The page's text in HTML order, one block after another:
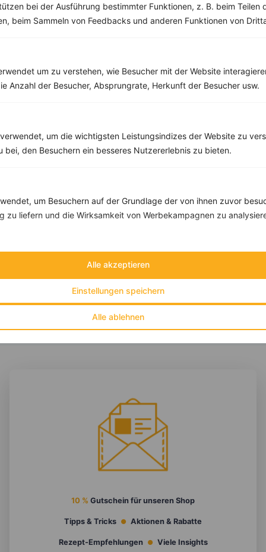
bei der Ausführung bestimmter Funktionen, z. B. beim Teilen
beim Sammeln von Feedbacks und anderen Funktionen von
um zu verstehen, wie Besucher mit der Website
Anzahl der Besucher, Absprungrate, Herkunft der Besucher usw.
um die wichtigsten Leistungsindizes der Website zu
bei, den Besuchern ein besseres Nutzererlebnis zu bieten.
um Besuchern auf der Grundlage der von ihnen zuvor
zu liefern und die Wirksamkeit von Werbekampagnen zu
Alle ablehnen
Einstellungen speichern
Alle akzeptieren
‹
Fett:23 g
Kohlehydrate:
47 g
Rezepte mit 400 bis 500 kcal
Kichererbsenpfanne mit Zucchini, Champignons und Feta-Dip
Eiweiß:31 g
Kohlehydrate:
10 % Gutschein für unseren Shop
Tipps & Tricks Aktionen & Rabatte
Rezept-Empfehlungen Viele Insights